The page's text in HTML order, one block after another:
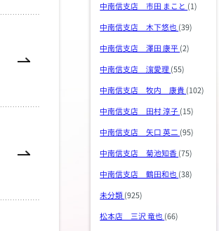
中南信支店 市田 まこと (1)
中南信支店 木下悠也 (39)
中南信支店 澤田 康平 (2)
中南信支店 濵愛理 (55)
中南信支店 牧内 康貴 (102)
中南信支店 田村 淳子 (15)
中南信支店 矢口 英二 (95)
中南信支店 菊池知香 (75)
中南信支店 鶴田和也 (38)
未分類 (925)
松本店 三沢 竜也 (66)